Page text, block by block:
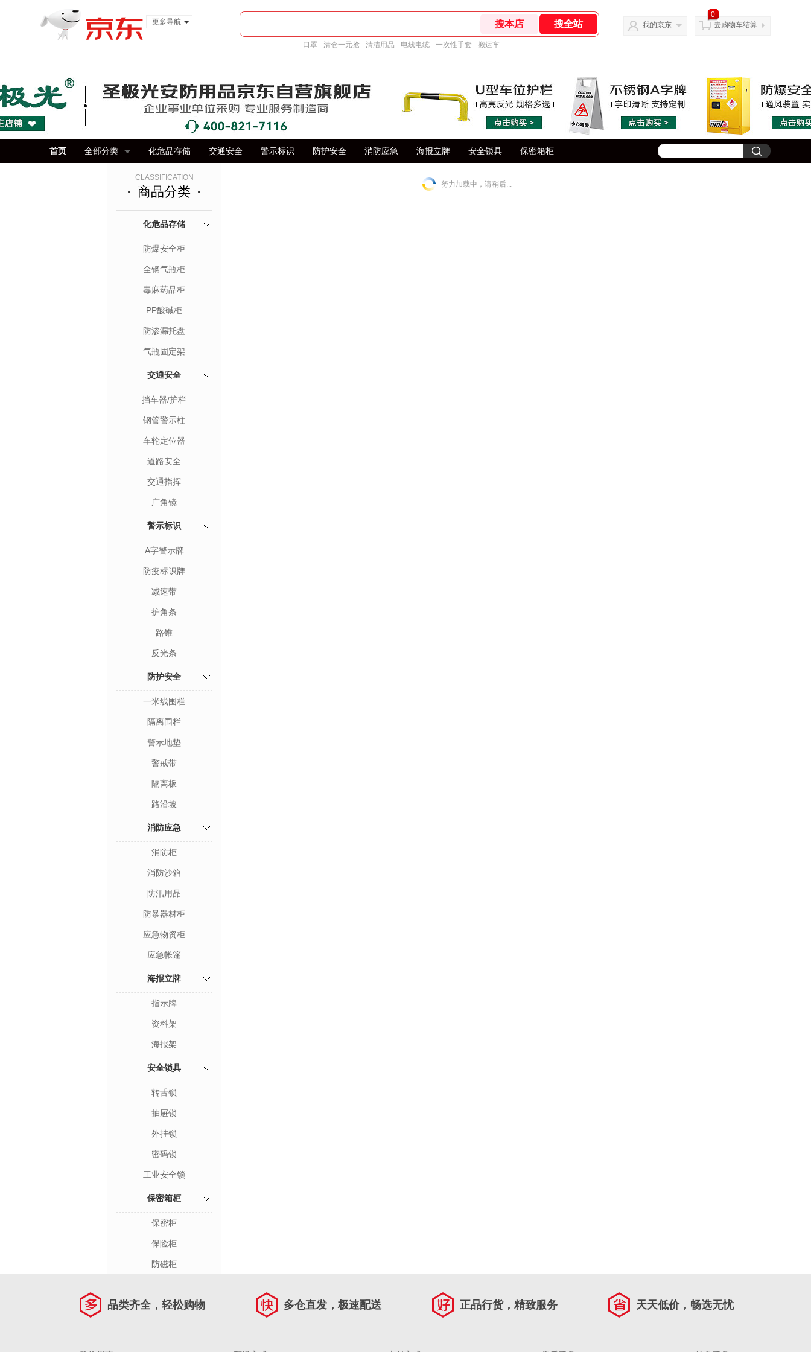
更多导航
口罩 清仓一元抢 清洁用品 电线电缆 一次性手套 搬运车
我的京东
0
去购物车结算
首页 全部分类 化危品存储 交通安全 警示标识 防护安全 消防应急 海报立牌 安全锁具 保密箱柜
CLASSIFICATION
商品分类
化危品存储
防爆安全柜
全钢气瓶柜
毒麻药品柜
PP酸碱柜
防渗漏托盘
气瓶固定架
交通安全
挡车器/护栏
钢管警示柱
车轮定位器
道路安全
交通指挥
广角镜
警示标识
A字警示牌
防疫标识牌
减速带
护角条
路锥
反光条
防护安全
一米线围栏
隔离围栏
警示地垫
警戒带
隔离板
路沿坡
消防应急
消防柜
消防沙箱
防汛用品
防暴器材柜
应急物资柜
应急帐篷
海报立牌
指示牌
资料架
海报架
安全锁具
转舌锁
抽屉锁
外挂锁
密码锁
工业安全锁
保密箱柜
保密柜
保险柜
防磁柜
努力加载中，请稍后...
品类齐全，轻松购物 多仓直发，极速配送 正品行货，精致服务 天天低价，畅选无忧